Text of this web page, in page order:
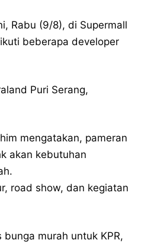
Rabu (9/8), di Supermall
beberapa developer
Puri Serang,
mengatakan, pameran
akan kebutuhan
road show, dan kegiatan
murah untuk KPR,